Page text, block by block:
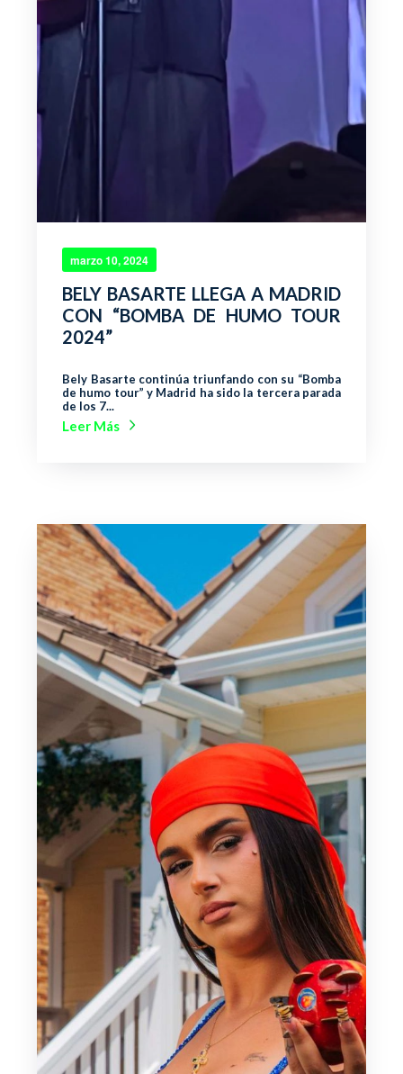
marzo 10, 2024
BELY BASARTE LLEGA A MADRID
CON “BOMBA DE HUMO TOUR
2024”
Bely Basarte continúa triunfando con su “Bomba
de humo tour” y Madrid ha sido la tercera parada
de los 7...
Leer Más